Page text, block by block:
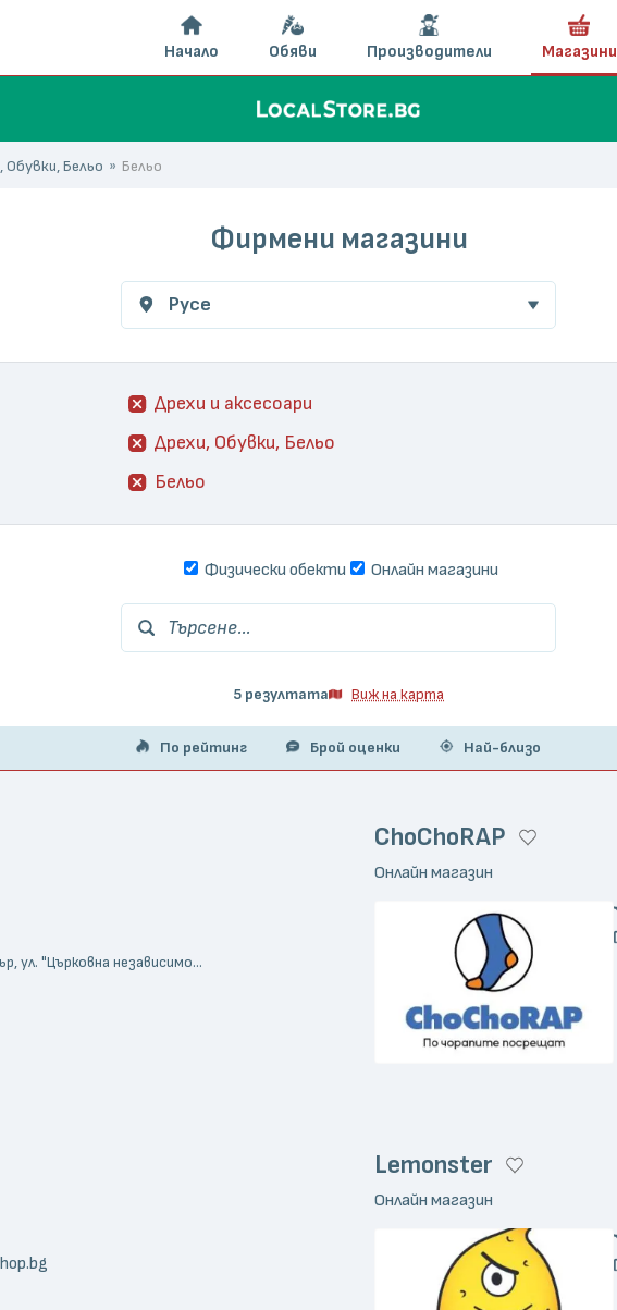
Обувки, Бельо Бельо
Фирмени магазини
Русе
Дрехи и аксесоари
Дрехи, Обувки, Бельо
Бельо
Физически обекти Онлайн магазини
Търсене...
5 резултата Виж на карта
По рейтинг Брой оценки Най-близо
ул. "Църковна независимо...
ChoChoRAP
Онлайн магазин
Lemonster
Онлайн магазин
Начало Обяви Производители Магазини